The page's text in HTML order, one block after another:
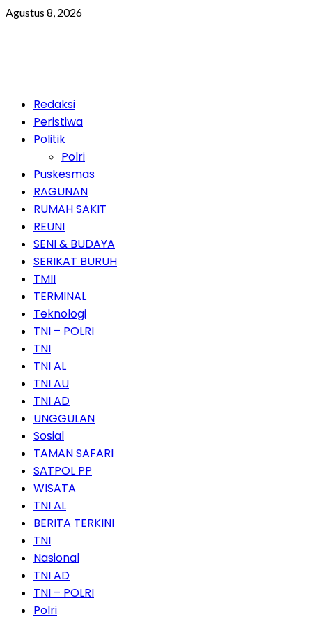
Skip
Agustus 8, 2026
PrimaryRedaksi
Peristiwa
Politik
Polri
Puskesmas
RAGUNAN
RUMAH SAKIT
REUNI
SENI & BUDAYA
SERIKAT BURUH
TMII
TERMINAL
Teknologi
TNI – POLRI
TNI
TNI AL
TNI AU
TNI AD
UNGGULAN
Sosial
TAMAN SAFARI
SATPOL PP
WISATA
TNI AL
BERITA TERKINI
TNI
Nasional
TNI AD
TNI – POLRI
Polri